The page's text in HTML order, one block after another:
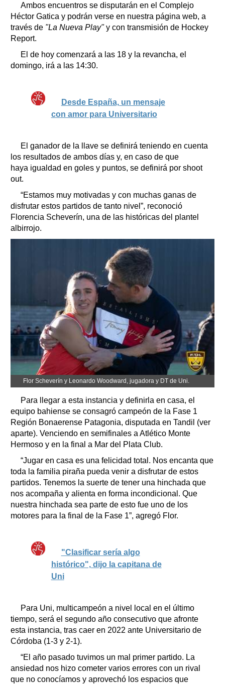
Ambos encuentros se disputarán en el Complejo
Héctor Gatica y podrán verse en nuestra página web, a
través de "La Nueva Play"y con transmisión de Hockey
Report.
El de hoy comenzará a las 18 y la revancha, el
domingo, irá a las 14:30.
Desde España, un mensaje
con amor para Universitario
El ganador de la llave se definirá teniendo en cuenta
los resultados de ambos días y, en caso de que
haya igualdad en goles y puntos, se definirá por shoot
out.
“Estamos muy motivadas y con muchas ganas de
disfrutar estos partidos de tanto nivel”, reconoció
Florencia Scheverín, una de las históricas del plantel
albirrojo.
Flor Scheverín y Leonardo Woodward, jugadora y DT de Uni.
Para llegar a esta instancia y definirla en casa, el
equipo bahiense se consagró campeón de la Fase 1
Región Bonaerense Patagonia, disputada en Tandil (ver
aparte). Venciendo en semifinales a Atlético Monte
Hermoso y en la final a Mar del Plata Club.
“Jugar en casa es una felicidad total. Nos encanta que
toda la familia piraña pueda venir a disfrutar de estos
partidos. Tenemos la suerte de tener una hinchada que
nos acompaña y alienta en forma incondicional. Que
nuestra hinchada sea parte de esto fue uno de los
motores para la final de la Fase 1”, agregó Flor.
"Clasificar sería algo
histórico", dijo la capitana de
Uni
Para Uni, multicampeón a nivel local en el último
tiempo, será el segundo año consecutivo que afronte
esta instancia, tras caer en 2022 ante Universitario de
Córdoba (1-3 y 2-1).
“El año pasado tuvimos un mal primer partido. La
ansiedad nos hizo cometer varios errores con un rival
que no conocíamos y aprovechó los espacios que